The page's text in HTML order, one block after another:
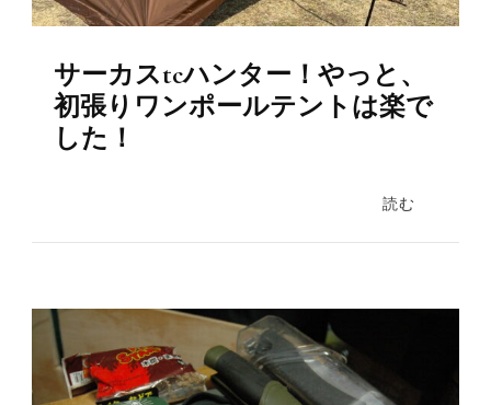
サーカスtcハンター！やっと、
初張りワンポールテントは楽で
した！
読む